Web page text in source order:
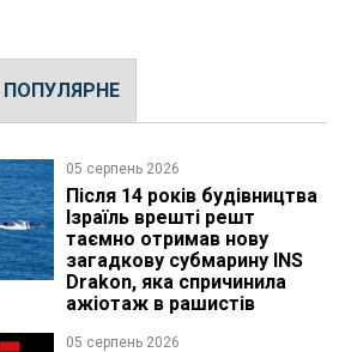
ПОПУЛЯРНЕ
05 серпень 2026
Після 14 років будівництва
Ізраїль врешті решт
таємно отримав нову
загадкову субмарину INS
Drakon, яка спричинила
ажіотаж в рашистів
05 серпень 2026